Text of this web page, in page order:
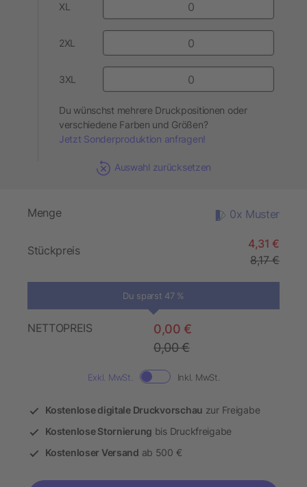
XL
2XL
3XL
Du wünschst mehrere Druckpositionen oder
verschiedene Farben und Größen?
Jetzt Sonderproduktion anfragen!
Auswahl zurücksetzen
Menge 0x Muster
Stückpreis
4,31 €
8,17 €
Du sparst 47 %
NETTOPREIS
0,00 €
0,00 €
Exkl. MwSt. Inkl. MwSt.
Kostenlose digitale Druckvorschau zur Freigabe
Kostenlose Stornierung bis Druckfreigabe
Kostenloser Versand ab 500 €